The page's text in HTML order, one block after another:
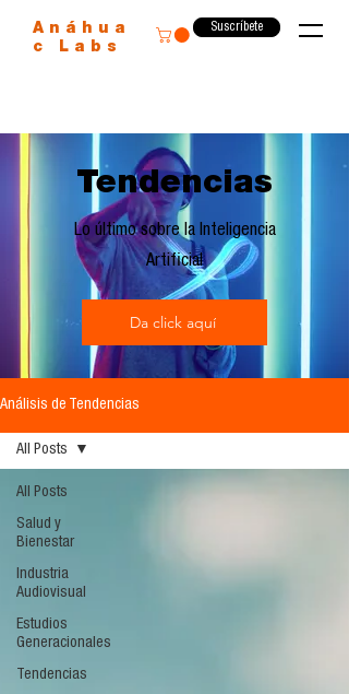
Anáhua
c Labs
Suscríbete
Tendencias
Lo último sobre la Inteligencia
Artificial
Da click aquí
Análisis de Tendencias
All Posts
Salud y
Bienestar
Industria
Audiovisual
Estudios
Generacionales
Tendencias
All Posts